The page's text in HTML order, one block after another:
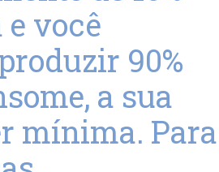
e você
90%
a sua
mínima. Para